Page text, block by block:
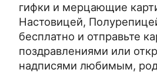
гифки и мерцающие
Настовицей,
бесплатно и отправьте
поздравлениями или
надписями любимым,